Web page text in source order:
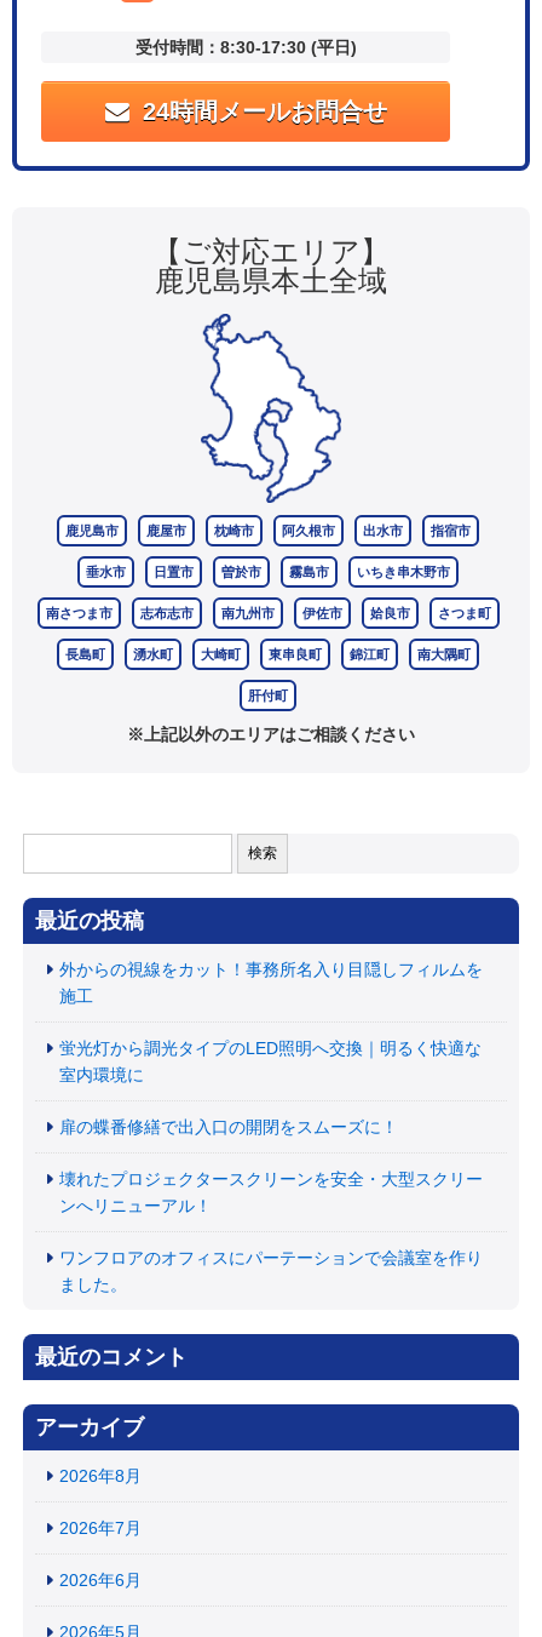
受付時間：8:30-17:30 (平日)
24時間メールお問合せ
【ご対応エリア】
鹿児島県本土全域
鹿児島市 鹿屋市 枕崎市 阿久根市 出水市 指宿市
垂水市 日置市 曽於市 霧島市 いちき串木野市
南さつま市 志布志市 南九州市 伊佐市 姶良市 さつま町
長島町 湧水町 大崎町 東串良町 錦江町 南大隅町
肝付町
※上記以外のエリアはご相談ください
索:
最近の投稿
外からの視線をカット！事務所名入り目隠しフィルムを
施工
蛍光灯から調光タイプのLED照明へ交換｜明るく快適な
室内環境に
扉の蝶番修繕で出入口の開閉をスムーズに！
壊れたプロジェクタースクリーンを安全・大型スクリー
ンへリニューアル！
ワンフロアのオフィスにパーテーションで会議室を作り
ました。
最近のコメント
アーカイブ
2026年8月
2026年7月
2026年6月
2026年5月